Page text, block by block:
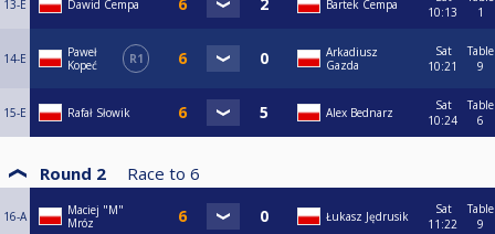
13-E Dawid Cempa Bartek Cempa
10:13
1
14-E
Paweł
Kopeć
R1
Arkadiusz
Gazda
Sat
10:21
Table
9
15-E Rafał Słowik Alex Bednarz
Sat
10:24
Table
6
Round 2 Race to 6
16-A
Maciej "M"
Mróz
Łukasz Jędrusik
Sat
11:22
Table
9